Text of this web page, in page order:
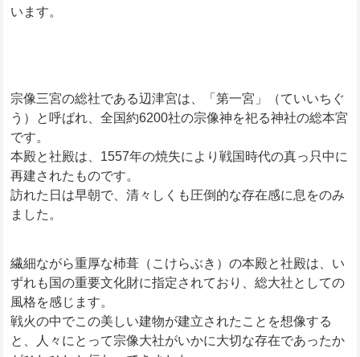
います。
宗像三宮の総社である辺津宮は、「第一宮」（ていいちぐ
う）と呼ばれ、全国約6200社の宗像神を祀る神社の総本宮
です。
本殿と社殿は、1557年の焼失により戦国時代の真っ只中に
再建されたものです。
訪れた日は早朝で、清々しくも圧倒的な存在感に息をのみ
ました。
繊細ながら重厚な杮葺（こけらぶき）の本殿と社殿は、い
ずれも国の重要文化財に指定されており、総大社としての
風格を感じます。
戦火の中でこの美しい建物が建立されたことを想像する
と、人々にとって宗像大社がいかに大切な存在であったか